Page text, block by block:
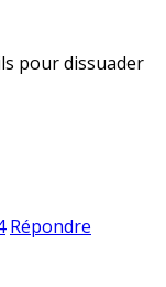
pour dissuader
Répondre